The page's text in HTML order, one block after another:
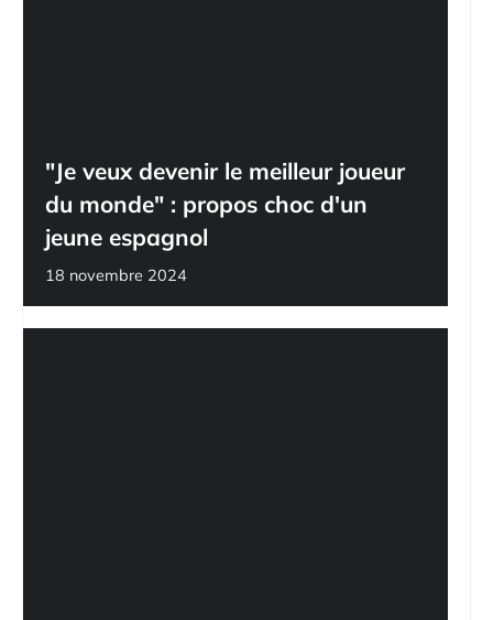
"Je veux devenir le meilleur joueur
du monde" : propos choc d'un
jeune espagnol
18 novembre 2024